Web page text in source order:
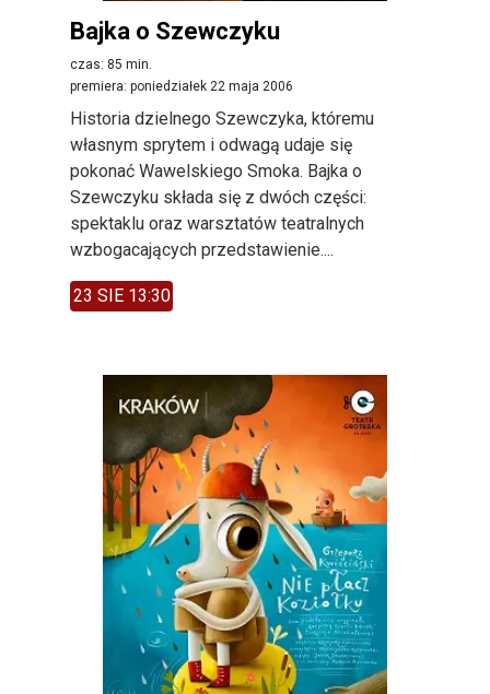
Bajka o Szewczyku
czas: 85 min.
premiera: poniedziałek 22 maja 2006
Historia dzielnego Szewczyka, któremu
własnym sprytem i odwagą udaje się
pokonać Wawelskiego Smoka. Bajka o
Szewczyku składa się z dwóch części:
spektaklu oraz warsztatów teatralnych
wzbogacających przedstawienie....
23 SIE 13:30